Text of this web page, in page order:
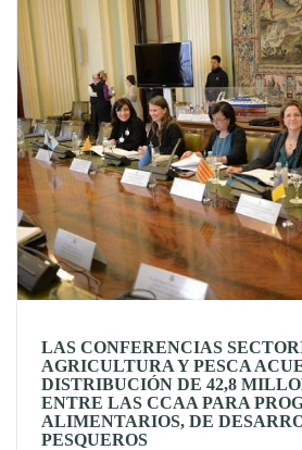
LAS CONFERENCIAS
AGRICULTURA Y PESCA
DISTRIBUCIÓN DE 42,8
ENTRE LAS CCAA PARA
ALIMENTARIOS, DE
PESQUEROS